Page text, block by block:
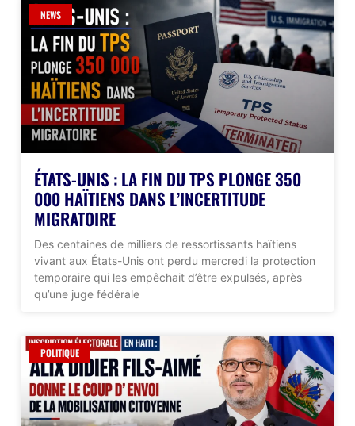
NEWS
ÉTATS-UNIS : LA FIN DU TPS PLONGE 350
000 HAÏTIENS DANS L’INCERTITUDE
MIGRATOIRE
Des centaines de milliers de ressortissants haïtiens
vivant aux États-Unis ont perdu mercredi la protection
temporaire qui les empêchait d’être expulsés, après
qu’une juge fédérale
POLITIQUE